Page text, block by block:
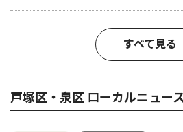
すべて見る
戸塚区・泉区 ローカルニュー